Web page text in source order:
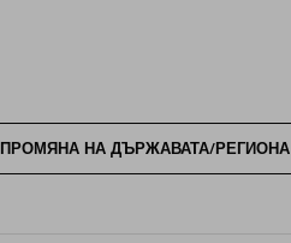
ПРОМЯНА НА ДЪРЖАВАТА/РЕГИОНА